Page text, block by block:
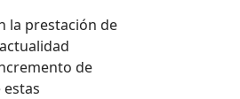
la prestación de
de